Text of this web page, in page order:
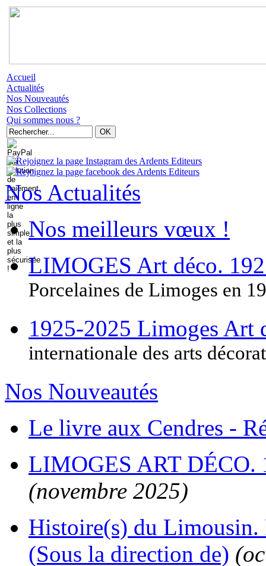
Accueil
Actualités
Nos Nouveautés
Nos Collections
Qui sommes nous ?
Nos Actualités
Nos meilleurs vœux !
LIMOGES Art déco.
Porcelaines de Limoges en
1925-2025 Limoges Art
internationale des arts
Nos Nouveautés
Le livre aux Cendres -
LIMOGES ART
(novembre 2025)
Histoire(s) du Limousin.
(Sous la direction de)